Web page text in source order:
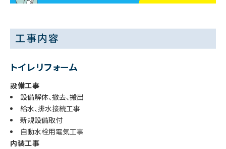
工事内容
トイレリフォーム
設備工事
設備解体、撤去、搬出
給水、排水接続工事
新規設備取付
自動水栓用電気工事
内装工事